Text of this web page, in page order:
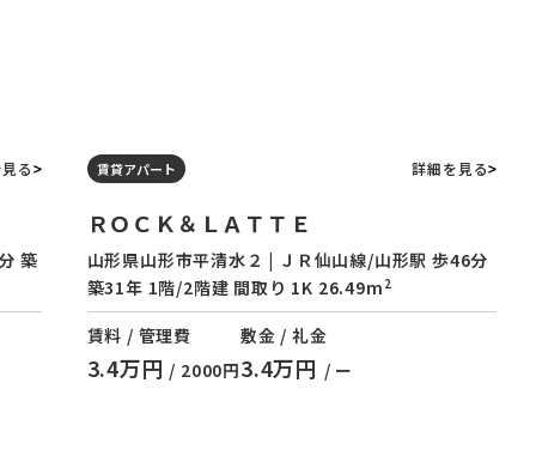
る
築
賃貸アパート 詳細を見る
ＲＯＣＫ＆ＬＡＴＴＥ
山形県山形市平清水２ | ＪＲ仙山線/山形駅 歩46分
築31年 1階/2階建 間取り 1K 26.49m 2
賃料 / 管理費
3.4万円 / 2000円
敷金 / 礼金
3.4万円 / ー